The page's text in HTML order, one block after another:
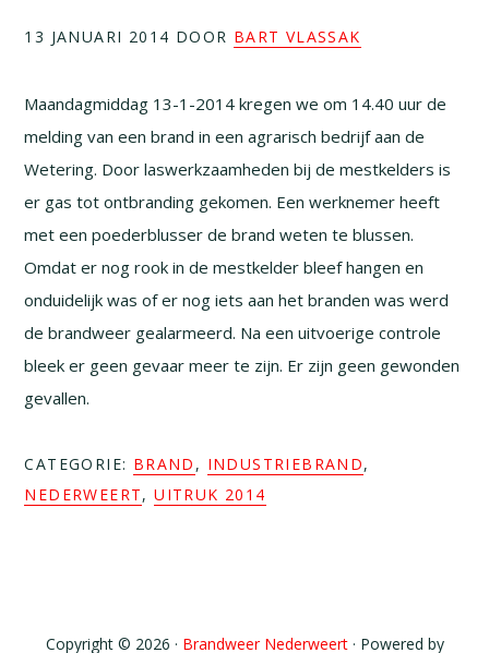
13 JANUARI 2014 DOOR BART VLASSAK
Maandagmiddag 13-1-2014 kregen we om 14.40 uur de
melding van een brand in een agrarisch bedrijf aan de
Wetering. Door laswerkzaamheden bij de mestkelders is
er gas tot ontbranding gekomen. Een werknemer heeft
met een poederblusser de brand weten te blussen.
Omdat er nog rook in de mestkelder bleef hangen en
onduidelijk was of er nog iets aan het branden was werd
de brandweer gealarmeerd. Na een uitvoerige controle
bleek er geen gevaar meer te zijn. Er zijn geen gewonden
gevallen.
CATEGORIE: BRAND , INDUSTRIEBRAND,
NEDERWEERT,UITRUK 2014
Copyright © 2026 · Brandweer Nederweert· Powered by